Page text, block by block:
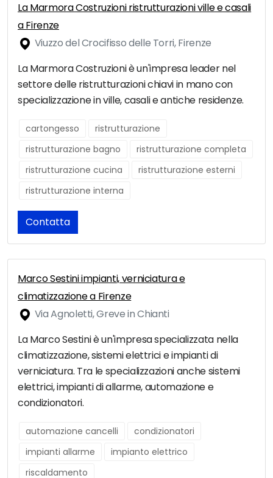
La Marmora Costruzioni ristrutturazioni ville e casali
a Firenze
Viuzzo del Crocifisso delle Torri, Firenze
La Marmora Costruzioni è un'impresa leader nel
settore delle ristrutturazioni chiavi in mano con
specializzazione in ville, casali e antiche residenze.
cartongesso
ristrutturazione
ristrutturazione bagno
ristrutturazione completa
ristrutturazione cucina
ristrutturazione esterni
ristrutturazione interna
Contatta
Marco Sestini impianti, verniciatura e
climatizzazione a Firenze
Via Agnoletti, Greve in Chianti
La Marco Sestini è un'impresa specializzata nella
climatizzazione, sistemi elettrici e impianti di
verniciatura. Tra le specializzazioni anche sistemi
elettrici, impianti di allarme, automazione e
condizionatori.
automazione cancelli
condizionatori
impianti allarme
impianto elettrico
riscaldamento